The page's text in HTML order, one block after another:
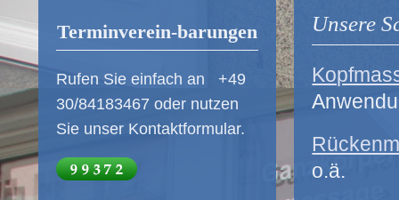
Unsere
o.ä.
Terminverein-barungen
Rufen Sie einfach an +49
30/84183467 oder nutzen
Sie unser Kontaktformular.